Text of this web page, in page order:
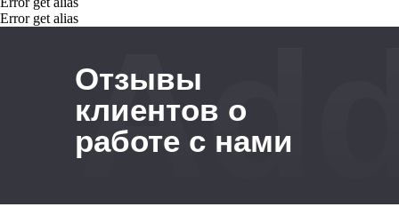
Error get alias
Отзывы
клиентов о
работе с нами